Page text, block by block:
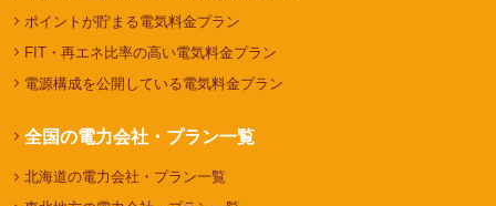
ポイントが貯まる電気料金プラン
FIT・再エネ比率の高い電気料金プラン
電源構成を公開している電気料金プラン
全国の電力会社・プラン一覧
北海道の電力会社・プラン一覧